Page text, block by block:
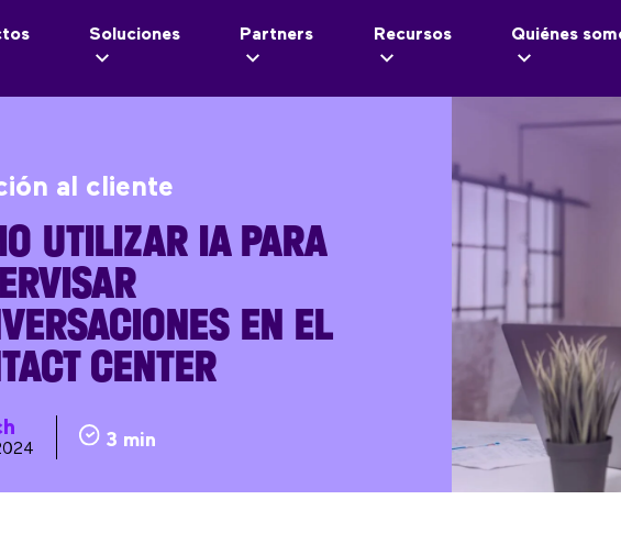
Soluciones Partners Recursos Quiénes
al cliente
UTILIZAR IA PARA
EN EL
CENTER
3 min